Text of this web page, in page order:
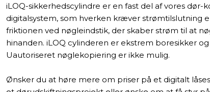
iLOQ-sikkerhedscylindre er en fast del af vores dør-
digitalsystem, som hverken kræver strømtilslutning
friktionen ved nøgleindstik, der skaber strøm til at
hinanden. iLOQ cylinderen er ekstrem boresikker
Uautoriseret nøglekopiering er ikke mulig.
Ønsker du at høre mere om priser på et digitalt